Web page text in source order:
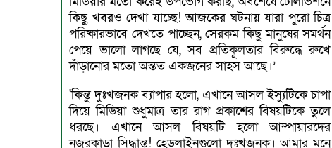
কিছু খবরও দেখা যাচ্ছে! আজকের ঘটনায় যারা পুরো চিত্র
পরিষ্কারভাবে দেখতে পাচ্ছেন, সেরকম কিছু মানুষের সমর্থন
পেয়ে ভালো লাগছে যে, সব প্রতিকূলতার বিরুদ্ধে রুখে
দাঁড়ানোর মতো অন্তত একজনের সাহস আছে।’
'কিন্তু দুঃখজনক ব্যাপার হলো, এখানে আসল ইস্যুটিকে চাপা
দিয়ে মিডিয়া শুধুমাত্র তার রাগ প্রকাশের বিষয়টিকে তুলে
ধরছে। এখানে আসল বিষয়টি হলো আম্পায়ারদের
নজরকাড়া সিদ্ধান্ত! হেডলাইনগুলো দুঃখজনক। আমার মনে